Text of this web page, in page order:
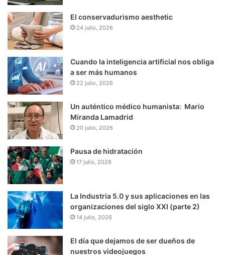
El conservadurismo aesthetic
24 julio, 2026
Cuando la inteligencia artificial nos obliga
a ser más humanos
22 julio, 2026
Un auténtico médico humanista: Mario
Miranda Lamadrid
20 julio, 2026
Pausa de hidratación
17 julio, 2026
La Industria 5.0 y sus aplicaciones en las
organizaciones del siglo XXI (parte 2)
14 julio, 2026
El día que dejamos de ser dueños de
nuestros videojuegos